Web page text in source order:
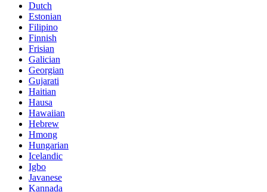
Dutch
Estonian
Filipino
Finnish
Frisian
Galician
Georgian
Gujarati
Haitian
Hausa
Hawaiian
Hebrew
Hmong
Hungarian
Icelandic
Igbo
Javanese
Kannada